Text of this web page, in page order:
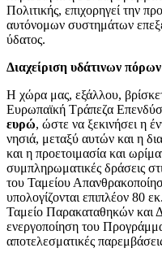
Πολιτικής, επιχορηγεί την
αυτόνομων συστημάτων
ύδατος.
Διαχείριση υδάτινων πόρων
Η χώρα μας, εξάλλου,
Ευρωπαϊκή Τράπεζα
ευρώ, ώστε να ξεκινήσει η
νησιά, μεταξύ αυτών και η
και η προετοιμασία και
συμπληρωματικές δράσεις
του Ταμείου
υπολογίζονται επιπλέον 80
Ταμείο Παρακαταθηκών και
ενεργοποίηση του
αποτελεσματικές